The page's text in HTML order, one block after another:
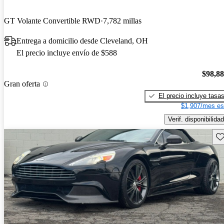
GT Volante Convertible RWD 7,782 millas
Entrega a domicilio desde Cleveland, OH
El precio incluye envío de $588
Gran oferta
El precio incluye tasas
$1,907/mes
Verif. disponibilidad